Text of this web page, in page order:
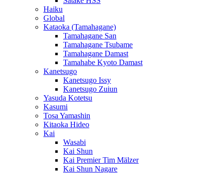
Haiku
Global
Kataoka (Tamahagane)
Tamahagane San
Tamahagane Tsubame
Tamahagane Damast
Tamahabe Kyoto Damast
Kanetsugo
Kanetsugo Issy
Kanetsugo Zuiun
Yasuda Kotetsu
Kasumi
Tosa Yamashin
Kitaoka Hideo
Kai
Wasabi
Kai Shun
Kai Premier Tim Mälzer
Kai Shun Nagare